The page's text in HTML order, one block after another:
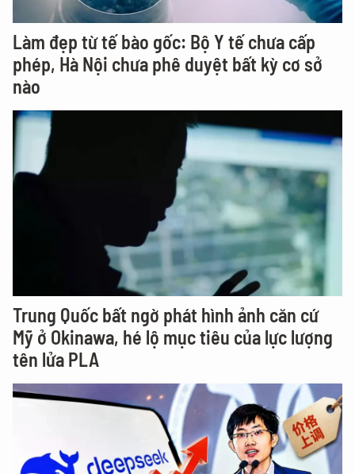
Làm đẹp từ tế bào gốc: Bộ Y tế chưa cấp
phép, Hà Nội chưa phê duyệt bất kỳ cơ sở
nào
Trung Quốc bất ngờ phát hình ảnh căn cứ
Mỹ ở Okinawa, hé lộ mục tiêu của lực lượng
tên lửa PLA